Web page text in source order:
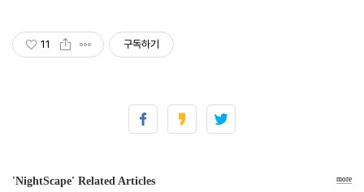
11 구독하기
'NightScape' Related Articles more